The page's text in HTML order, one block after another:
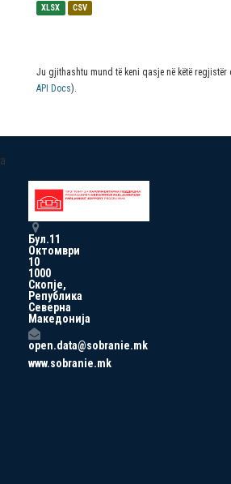
XLSX CSV
Ju gjithashtu mund të keni qasje në këtë regjistër
API Docs).
a
Бул.11
Октомври
10
1000
Скопје,
Република
Северна
Македонија
open.data@sobranie.mk
www.sobranie.mk